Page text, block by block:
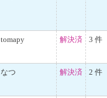
tomapy 解決済 3 件
なつ 解決済 2 件